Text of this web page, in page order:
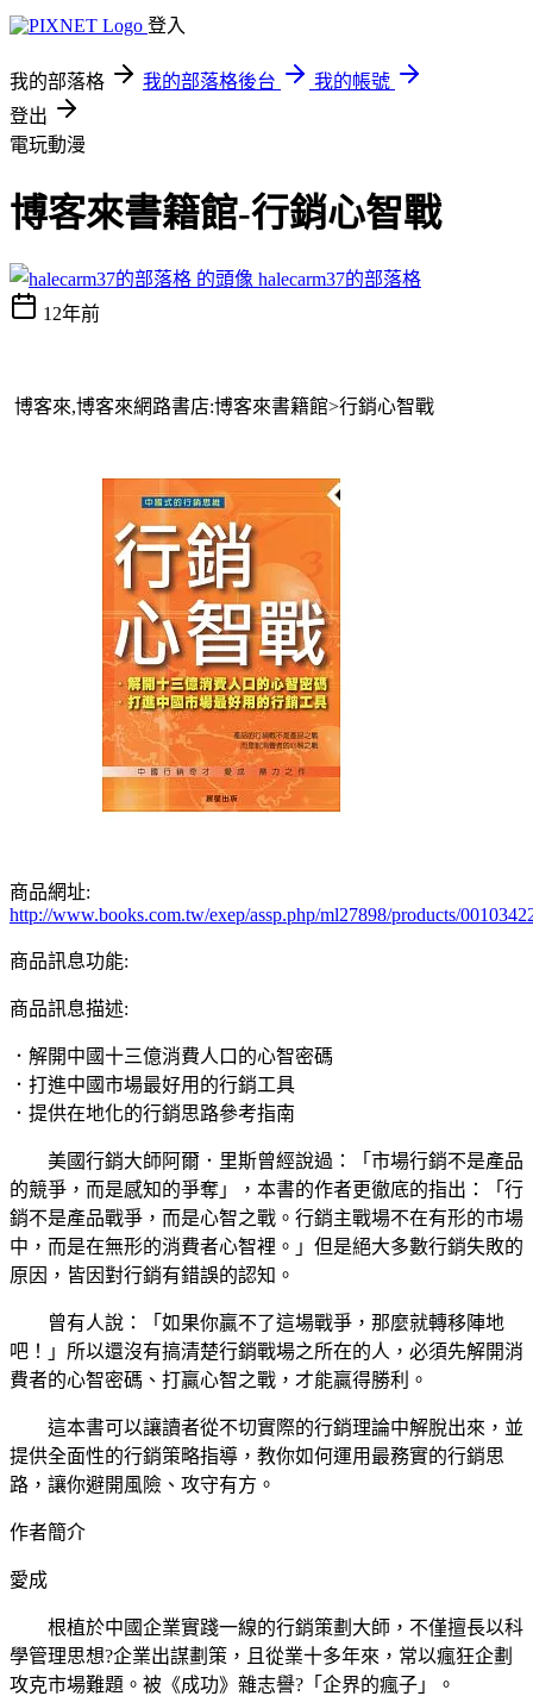
登入
我的部落格 我的部落格後台
我的帳號
登出
電玩動漫
博客來書籍館-行銷心智戰
halecarm37的部落格
12年前
博客來,博客來網路書店:博客來書籍館> 行銷心智戰
商品網址:
http://www.books.com.tw/exep/assp.php/ml27898/products/
商品訊息功能:
商品訊息描述:
．解開中國十三億消費人口的心智密碼
．打進中國市場最好用的行銷工具
．提供在地化的行銷思路參考指南
美國行銷大師阿爾．里斯曾經說過：「市場行銷不是產品
的競爭，而是感知的爭奪」，本書的作者更徹底的指出：「行
銷不是產品戰爭，而是心智之戰。行銷主戰場不在有形的市場
中，而是在無形的消費者心智裡。」但是絕大多數行銷失敗的
原因，皆因對行銷有錯誤的認知。
曾有人說：「如果你贏不了這場戰爭，那麼就轉移陣地
吧！」所以還沒有搞清楚行銷戰場之所在的人，必須先解開消
費者的心智密碼、打贏心智之戰，才能贏得勝利。
這本書可以讓讀者從不切實際的行銷理論中解脫出來，並
提供全面性的行銷策略指導，教你如何運用最務實的行銷思
路，讓你避開風險、攻守有方。
作者簡介
愛成
根植於中國企業實踐一線的行銷策劃大師，不僅擅長以科
學管理思想?企業出謀劃策，且從業十多年來，常以瘋狂企劃
攻克市場難題。被《成功》雜志譽?「企界的瘋子」。